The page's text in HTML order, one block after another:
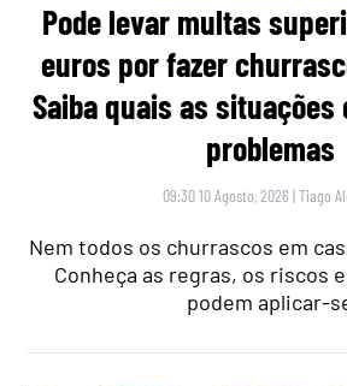
Pode levar multas
euros por fazer
Saiba quais as
problemas
09:30 10 Agosto, 2026 |Tiago
Nem todos os churrascos em
Conheça as regras, os riscos
podem aplicar-